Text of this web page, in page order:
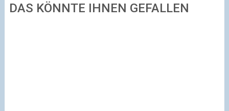
DAS KÖNNTE IHNEN GEFALLEN